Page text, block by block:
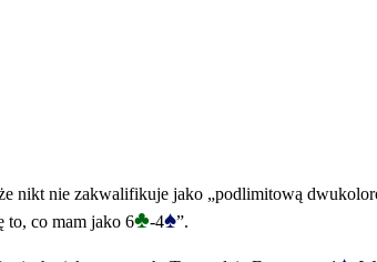
nikt nie zakwalifikuje jako „podlimitową
to, co mam jako 6♣-4♠”.